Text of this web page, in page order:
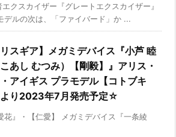
エクスカイザー『グレートエクスカイザー』
デルの次は、「ファイバード」か ...
リスギア】メガミデバイス『小芦 睦
あし むつみ）【剛毅】』アリス・
アイギス プラモデル【コトブキ
り2023年7月発売予定☆
花』・【仁愛】 メガミデバイス『一条綾